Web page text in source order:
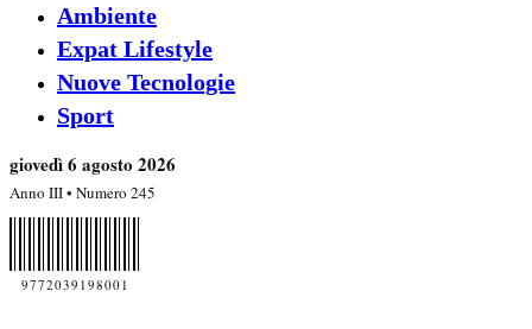
Ambiente
Expat Lifestyle
Nuove Tecnologie
Sport
giovedì 6 agosto 2026
Anno III • Numero 245
9772039198001